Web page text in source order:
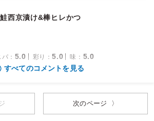
西京漬け&棒ヒレかつ
パ ： 5.0 彩り ：5.0 味 ： 5.0
すべてのコメントを見る
次のページ 〉